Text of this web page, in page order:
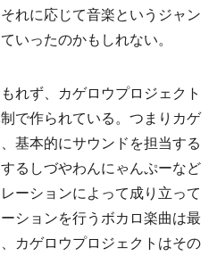
れに応じて音楽というジャン
いったのかもしれない。
れず、カゲロウプロジェクト
で作られている。つまりカゲ
基本的にサウンドを担当する
るしづやわんにゃんぷーなど
ーションによって成り立って
ションを行うボカロ楽曲は最
カゲロウプロジェクトはその